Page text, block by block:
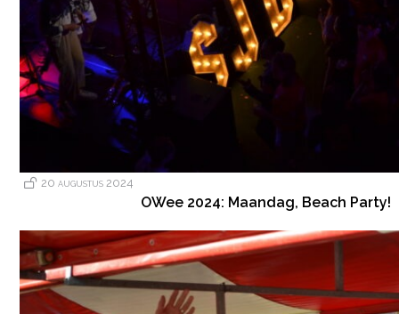
20 augustus 2024
OWee 2024: Maandag, Beach Party!